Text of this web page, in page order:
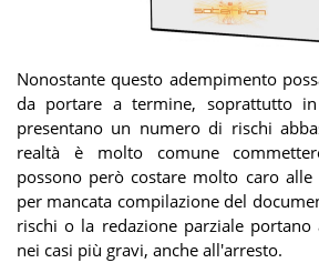
Nonostante questo adempimento
da portare a termine, soprattutto
presentano un numero di rischi
realtà è molto comune
possono però costare molto caro alle
per mancata compilazione del
rischi o la redazione parziale portano
nei casi più gravi, anche all'arresto.